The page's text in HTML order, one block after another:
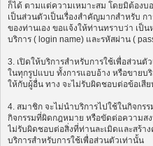
ก็ได้ ตามแต่ความเหมาะสม โดยมิต้อง
เป็นส่วนตัวเป็นเรื่องสำคัญมากสำหรับ ก
ของท่านเอง ขอแจ้งให้ท่านทราบว่า เป็
บริการ ( login name) และรหัสผ่าน (
3. เปิดให้บริการสำหรับการใช้เพื่อส่วนตั
ในทุกรูปแบบ ทั้งการแอบอ้าง หรือขายบ
ให้กับผู้อื่น ทาง จะไม่รับผิดชอบต่อข้อเสี
4. สมาชิก จะไม่นำบริการไปใช้ในกิจกร
กิจกรรมที่ผิดกฎหมาย หรือขัดต่อความส
ไม่รับผิดชอบต่อสิ่งที่ท่านละเมิดและสร้า
บริการสำหรับการใช้เพื่อส่วนตัวเท่านั้น